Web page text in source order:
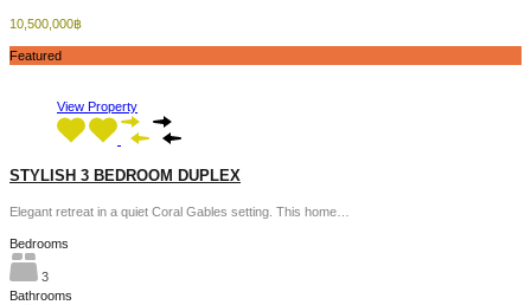
10,500,000฿
Featured
View Property
STYLISH 3 BEDROOM DUPLEX
Elegant retreat in a quiet Coral Gables setting. This home…
Bedrooms
3
Bathrooms